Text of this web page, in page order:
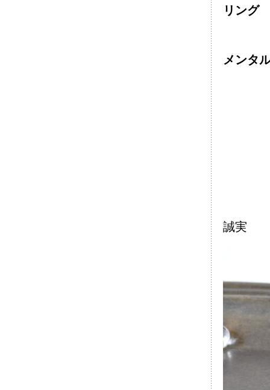
リング
メンタ
誠実